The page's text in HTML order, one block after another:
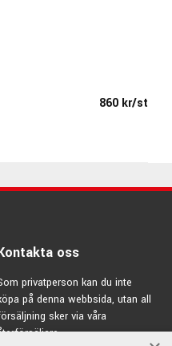
högtalarröret är det
från 0° till 22° i 11 steg.
på fästets undersida
37mm.
860 kr/st
oss
privatperson kan du inte
på denna webbsida, utan all
sker via våra